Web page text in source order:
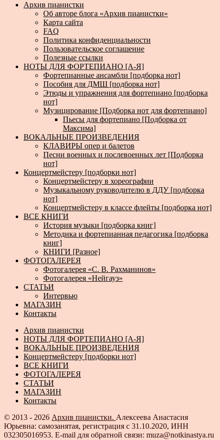
Архив пианистки
Об авторе блога «Архив пианистки»
Карта сайта
FAQ
Политика конфиденциальности
Пользовательское соглашение
Полезные ссылки
НОТЫ ДЛЯ ФОРТЕПИАНО [А-Я]
Фортепианные ансамбли [подборка нот]
Пособия для ДМШ [подборка нот]
Этюды и упражнения для фортепиано [подборка
нот]
Музицирование [Подборка нот для фортепиано]
Пьесы для фортепиано [Подборка от
Максима]
ВОКАЛЬНЫЕ ПРОИЗВЕДЕНИЯ
КЛАВИРЫ опер и балетов
Песни военных и послевоенных лет [Подборка
нот]
Концертмейстеру [подборки нот]
Концертмейстеру в хореографии
Музыкальному руководителю в ДДУ [подборка
нот]
Концертмейстеру в классе флейты [подборка нот]
ВСЕ КНИГИ
История музыки [подборка книг]
Методика и фортепианная педагогика [подборка
книг]
КНИГИ [Разное]
ФОТОГАЛЕРЕЯ
Фотогалерея «С. В. Рахманинов»
Фотогалерея «Нейгауз»
СТАТЬИ
Интервью
МАГАЗИН
Контакты
Архив пианистки
НОТЫ ДЛЯ ФОРТЕПИАНО [А-Я]
ВОКАЛЬНЫЕ ПРОИЗВЕДЕНИЯ
Концертмейстеру [подборки нот]
ВСЕ КНИГИ
ФОТОГАЛЕРЕЯ
СТАТЬИ
МАГАЗИН
Контакты
© 2013 - 2026 Архив пианистки. Алексеева Анастасия
Юрьевна: самозанятая, регистрация с 31.10.2020, ИНН
032305016953. E-mail для обратной связи: muza@notkinastya.ru